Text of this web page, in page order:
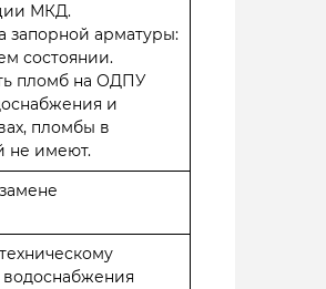
МКД.
запорной арматуры:
состоянии.
пломб на ОДПУ
и
пломбы в
не имеют.